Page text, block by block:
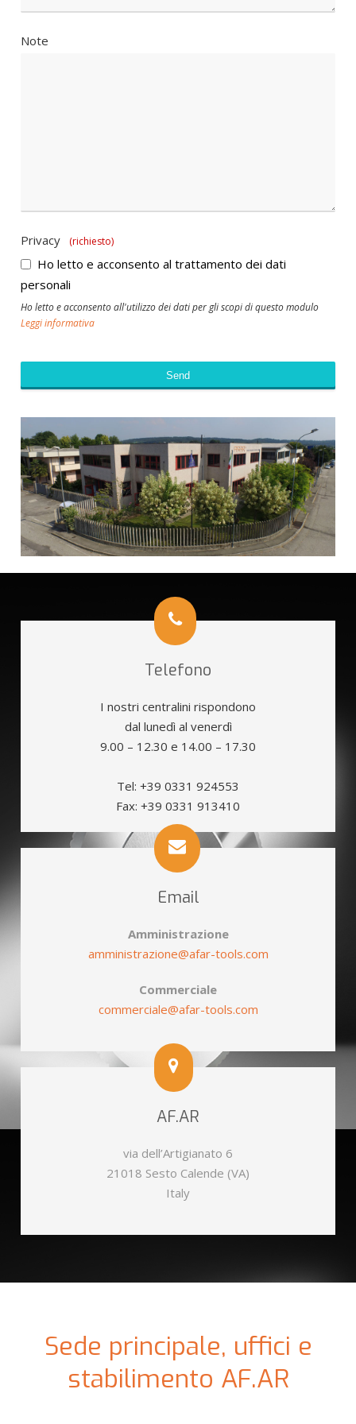
Note
Privacy (richiesto)
Ho letto e acconsento al trattamento dei dati
personali
Ho letto e acconsento all'utilizzo dei dati per gli scopi di questo modulo
Leggi informativa
Send
field
should
be
left
blank
Telefono
I nostri centralini rispondono
dal lunedì al venerdì
9.00 – 12.30 e 14.00 – 17.30
Tel: +39 0331 924553
Fax: +39 0331 913410
Email
Amministrazione
amministrazione@afar-tools.com
Commerciale
commerciale@afar-tools.com
AF.AR
via dell’Artigianato 6
21018 Sesto Calende (VA)
Italy
Sede principale, uffici e
stabilimento AF.AR